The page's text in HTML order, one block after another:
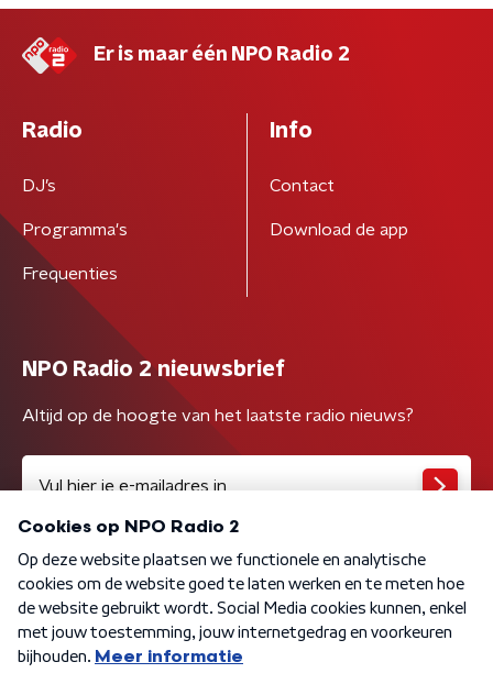
Er is maar één NPO Radio 2
Radio
DJ’s
Programma's
Frequenties
Info
Contact
Download de app
NPO Radio 2 nieuwsbrief
Altijd op de hoogte van het laatste radio nieuws?
Algemene voorwaarden